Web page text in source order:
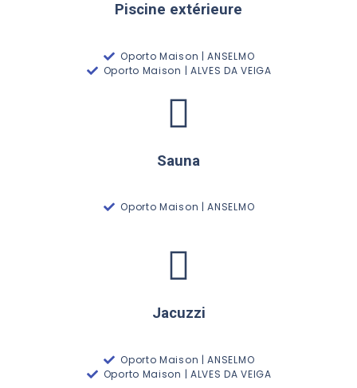
Piscine extérieure
Oporto Maison | ANSELMO
Oporto Maison | ALVES DA VEIGA
Sauna
Oporto Maison | ANSELMO
Jacuzzi
Oporto Maison | ANSELMO
Oporto Maison | ALVES DA VEIGA